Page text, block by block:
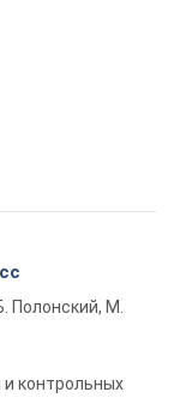
Полонский, М.
контрольных